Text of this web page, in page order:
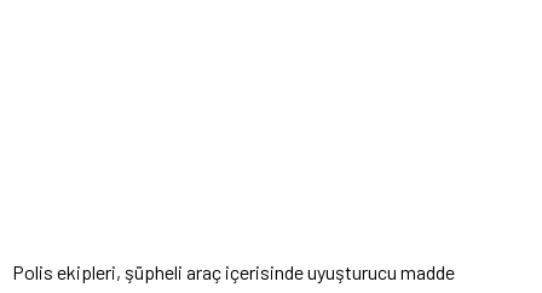
Polis ekipleri, şüpheli araç içerisinde uyuşturucu madde